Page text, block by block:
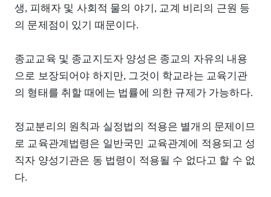
생, 피해자 및 사회적 물의 야기, 교계 비리의 근원 등
의 문제점이 있기 때문이다.
종교교육 및 종교지도자 양성은 종교의 자유의 내용
으로 보장되어야 하지만, 그것이 학교라는 교육기관
의 형태를 취할 때에는 법률에 의한 규제가 가능하다.
정교분리의 원칙과 실정법의 적용은 별개의 문제이므
로 교육관계법령은 일반국민 교육관계에 적용되고 성
직자 양성기관은 동 법령이 적용될 수 없다고 할 수 없
다.